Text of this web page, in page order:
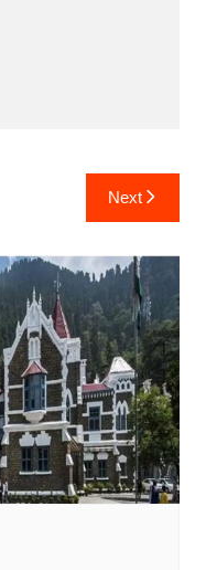
Next